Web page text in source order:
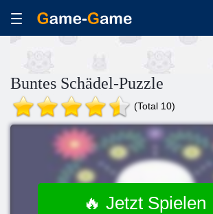
Buntes Schädel-Puzzle
(Total 10)
🔥 Jetzt Spielen